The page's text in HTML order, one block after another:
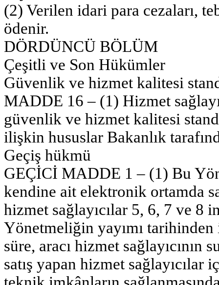
(2) Verilen idari para cezaları,
ödenir.
DÖRDÜNCÜ BÖLÜM
Çeşitli ve Son Hükümler
Güvenlik ve hizmet kalitesi
MADDE 16 – (1) Hizmet
güvenlik ve hizmet kalitesi
ilişkin hususlar Bakanlık
Geçiş hükmü
GEÇİCİ MADDE 1 – (1) Bu
kendine ait elektronik ortamda
hizmet sağlayıcılar 5, 6, 7 ve
Yönetmeliğin yayımı
süre, aracı hizmet
satış yapan hizmet sağlayıcılar